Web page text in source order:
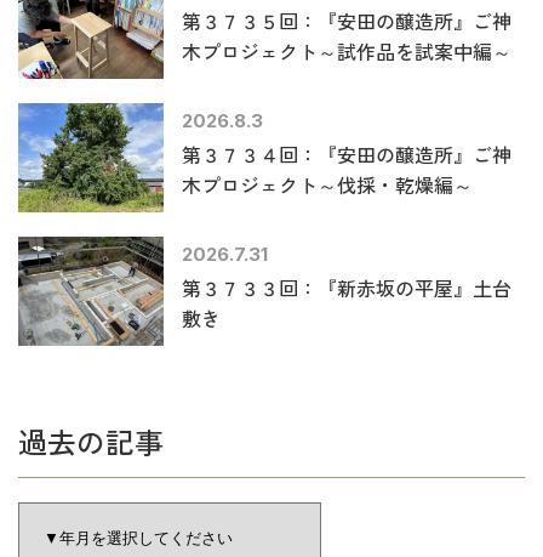
第３７３５回：『安田の醸造所』ご神
木プロジェクト～試作品を試案中編～
2026.8.3
第３７３４回：『安田の醸造所』ご神
木プロジェクト～伐採・乾燥編～
2026.7.31
第３７３３回：『新赤坂の平屋』土台
敷き
過去の記事